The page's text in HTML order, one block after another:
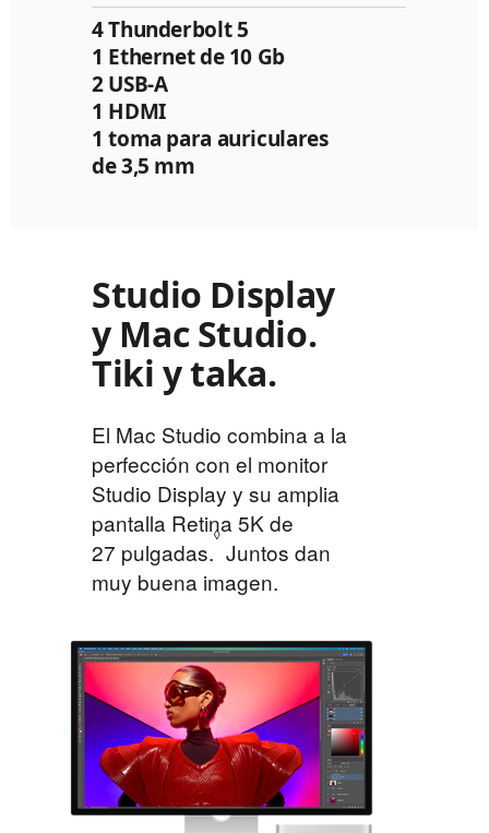
4 Thunderbolt 5
1 Ethernet de 10 Gb
2 USB‑A
1 HDMI
1 toma para auriculares
de 3,5 mm
Studio Display
y Mac Studio.
Tiki y taka.
El Mac Studio combina a la
perfección con el monitor
Studio Display y su amplia
pantalla Retina 5K de
27 pulgadas.
◊
Consulta
los avisos
Juntos dan
muy buena imagen.